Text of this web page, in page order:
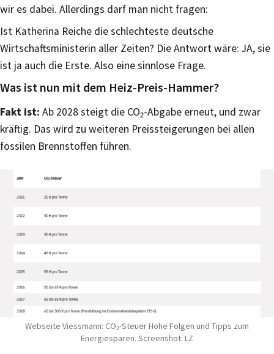
wir es dabei. Allerdings darf man nicht fragen:
Ist Katherina Reiche die schlechteste deutsche
Wirtschaftsministerin aller Zeiten? Die Antwort wäre: JA, sie
ist ja auch die Erste. Also eine sinnlose Frage.
Was ist nun mit dem Heiz-Preis-Hammer?
Fakt ist: Ab 2028 steigt die CO₂-Abgabe erneut, und zwar
kräftig. Das wird zu weiteren Preissteigerungen bei allen
fossilen Brennstoffen führen.
Webseite Viessmann: CO₂-Steuer Höhe Folgen und Tipps zum
Energiesparen. Screenshot: LZ